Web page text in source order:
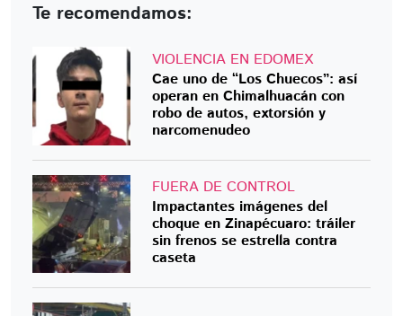
Te recomendamos:
VIOLENCIA EN EDOMEX
Cae uno de “Los Chuecos”: así
operan en Chimalhuacán con
robo de autos, extorsión y
narcomenudeo
FUERA DE CONTROL
Impactantes imágenes del
choque en Zinapécuaro: tráiler
sin frenos se estrella contra
caseta